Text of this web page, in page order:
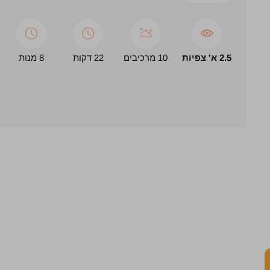
2.5 א' צפיות 10 מרכיבים 22 דקות 8 מנות